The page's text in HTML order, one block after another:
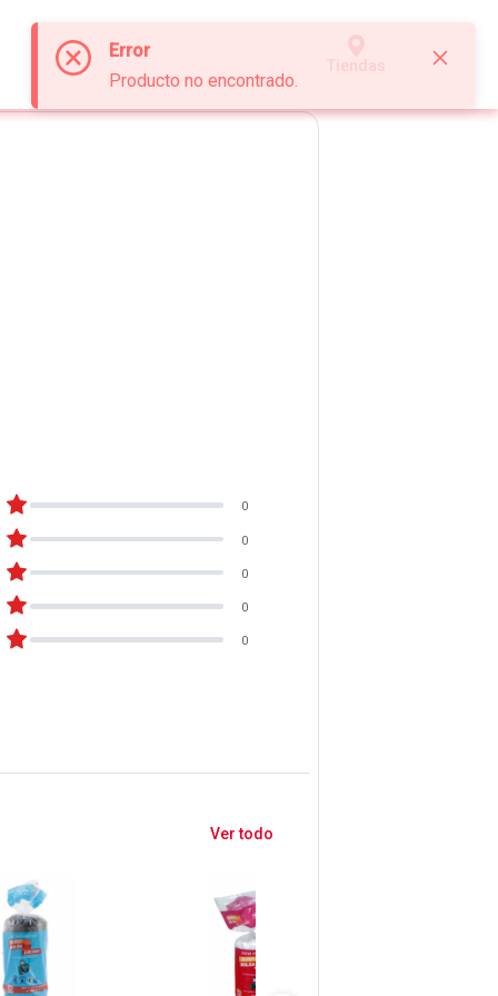
Error
Producto no encontrado.
Tiendas
0
0
0
0
0
Ver todo